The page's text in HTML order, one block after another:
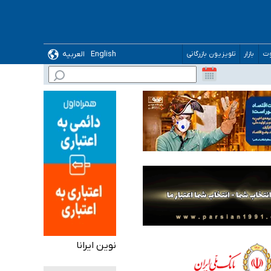
بازار تلویزیون بازرگانی English
العربیه
می‌شود
نوین ایرانا